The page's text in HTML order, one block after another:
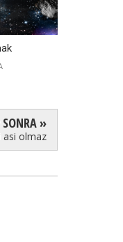
SONRA »
asi olmaz